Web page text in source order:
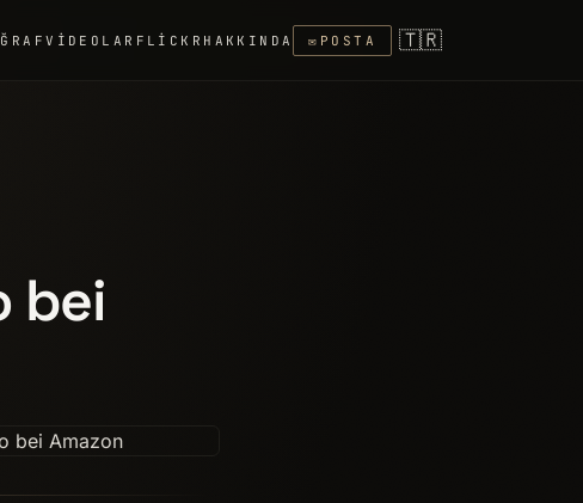
VIDEOLAR FLICKR HAKKINDA ✉ POSTA 🇹🇷
bei